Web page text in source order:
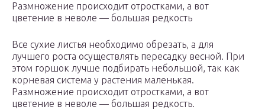
Размножение происходит отростками, а вот
цветение в неволе — большая редкость
Все сухие листья необходимо обрезать, а для
лучшего роста осуществлять пересадку весной. При
этом горшок лучше подбирать небольшой, так как
корневая система у растения маленькая.
Размножение происходит отростками, а вот
цветение в неволе — большая редкость.